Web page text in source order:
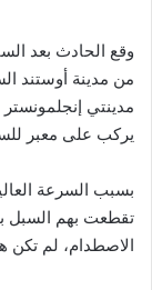
وقع الحادث بعد
من مدينة أوستند
مدينتي
يركب على معبر
تقطعت بهم السبل
الاصطدام، لم تكن